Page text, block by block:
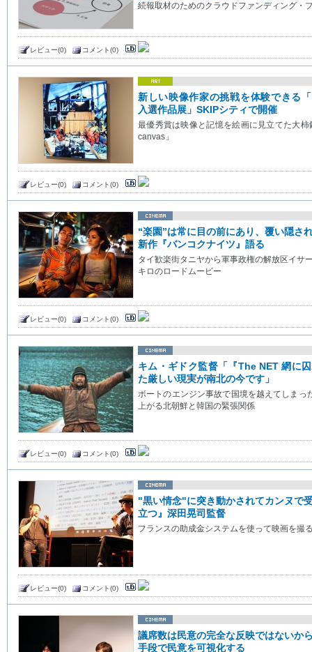
続報取材のためのクラウドファンディング・
レビュー(0) コメント(0)
新しい映像作家の挑戦を体験できる
入選作品展」SKIPシティで開催
最優秀賞は映像と記憶を絵画に見立てた大
canvas」
レビュー(0) コメント(0)
“楽園”は常に目の前にあり、覆い隠さ
新作『バンコクナイツ』語る
タイ歓楽街タニヤから軍事政権の解放区イサ
キロのロードムービー
レビュー(0) コメント(0)
キム・ギドク監督「『The NET 網に
た厳しい現実が南北の今です」
ボートのエンジン事故で国境を越えてしまっ
上がる北朝鮮と韓国の緊張関係
レビュー(0) コメント(0)
"黒い情念"に突き動かされてカンヌで
立つ』深田晃司監督
フランスの助成金システムを使って映画を撮
レビュー(0) コメント(0)
議席数は民意の完全な反映ではないか
手段で民意を可視化する